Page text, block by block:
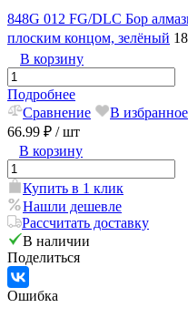
848G 012 FG/DLC Бор
плоским концом, зелёный
В корзину
Подробнее
Сравнение
В избранное
66.99 ₽ / шт
В корзину
Купить в 1 клик
Нашли дешевле
Рассчитать доставку
В наличии
Поделиться
Ошибка